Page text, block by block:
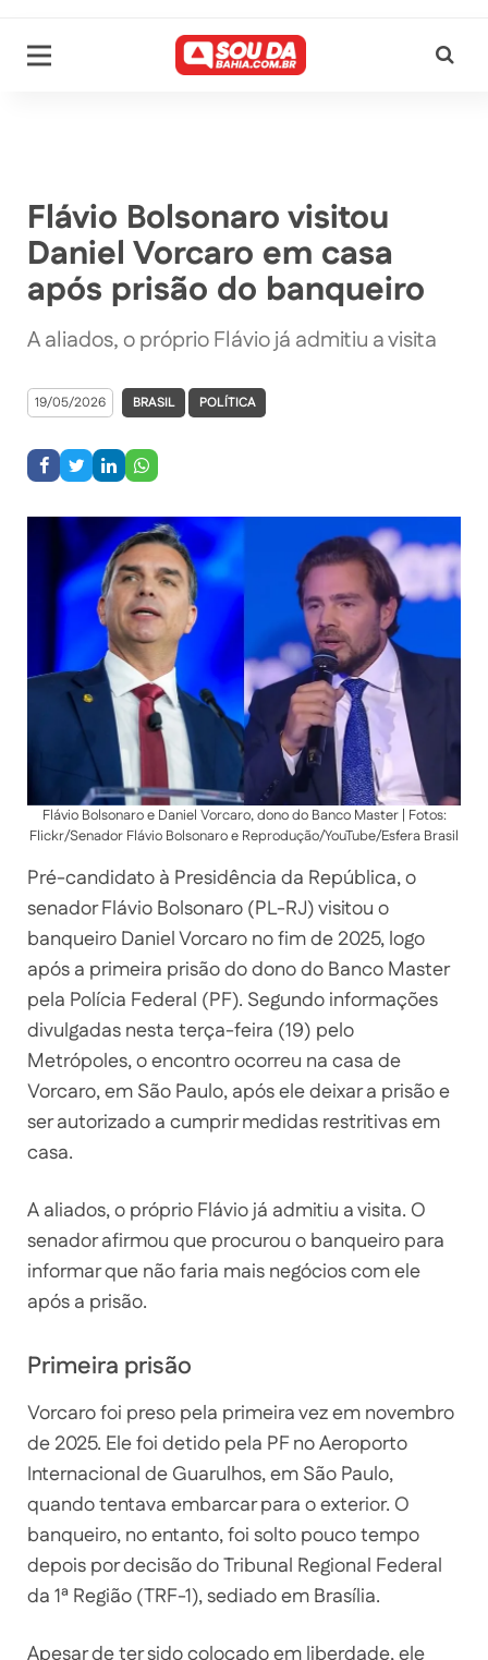
Flávio Bolsonaro visitou
Daniel Vorcaro em casa
após prisão do banqueiro
A aliados, o próprio Flávio já admitiu a visita
19/05/2026 BRASIL POLÍTICA
Flávio Bolsonaro e Daniel Vorcaro, dono do Banco Master | Fotos:
Flickr/Senador Flávio Bolsonaro e Reprodução/YouTube/Esfera Brasil
Pré-candidato à Presidência da República, o
senador Flávio Bolsonaro (PL-RJ) visitou o
banqueiro Daniel Vorcaro no fim de 2025, logo
após a primeira prisão do dono do Banco Master
pela Polícia Federal (PF). Segundo informações
divulgadas nesta terça-feira (19) pelo
Metrópoles, o encontro ocorreu na casa de
Vorcaro, em São Paulo, após ele deixar a prisão e
ser autorizado a cumprir medidas restritivas em
casa.
A aliados, o próprio Flávio já admitiu a visita. O
senador afirmou que procurou o banqueiro para
informar que não faria mais negócios com ele
após a prisão.
Primeira prisão
Vorcaro foi preso pela primeira vez em novembro
de 2025. Ele foi detido pela PF no Aeroporto
Internacional de Guarulhos, em São Paulo,
quando tentava embarcar para o exterior. O
banqueiro, no entanto, foi solto pouco tempo
depois por decisão do Tribunal Regional Federal
da 1ª Região (TRF-1), sediado em Brasília.